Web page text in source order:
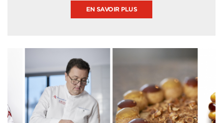
EN SAVOIR PLUS